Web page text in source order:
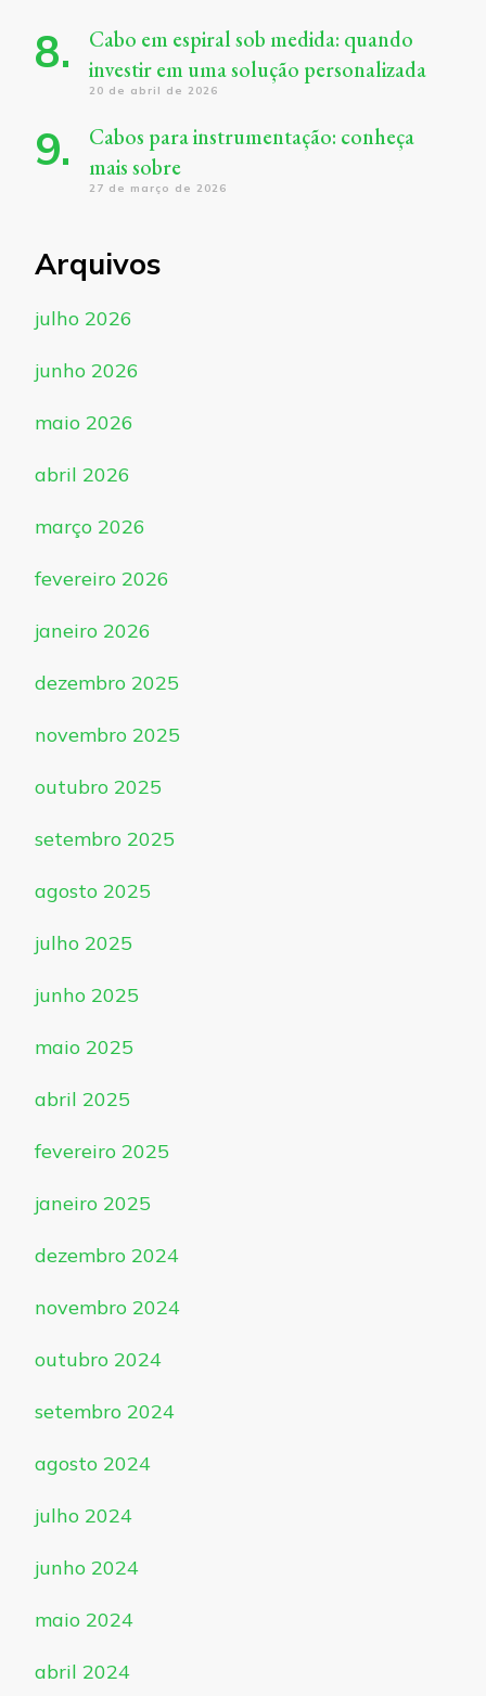
Cabo em espiral sob medida: quando
investir em uma solução personalizada
20 de abril de 2026
Cabos para instrumentação: conheça
mais sobre
27 de março de 2026
Arquivos
julho 2026
junho 2026
maio 2026
abril 2026
março 2026
fevereiro 2026
janeiro 2026
dezembro 2025
novembro 2025
outubro 2025
setembro 2025
agosto 2025
julho 2025
junho 2025
maio 2025
abril 2025
fevereiro 2025
janeiro 2025
dezembro 2024
novembro 2024
outubro 2024
setembro 2024
agosto 2024
julho 2024
junho 2024
maio 2024
abril 2024